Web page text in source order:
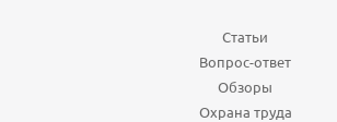
Статьи
Вопрос-ответ
Обзоры
Охрана труда